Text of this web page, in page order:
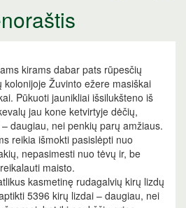
kirams dabar pats rūpesčių
kolonijoje Žuvinto ežere masiškai
Pūkuoti jaunikliai išsilukšteno iš
jau kone ketvirtyje dėčių,
daugiau, nei penkių parų amžiaus.
reikia išmokti pasislėpti nuo
nepasimesti nuo tėvų ir, be
maisto.
kasmetinę rudagalvių kirų lizdų
5396 kirų lizdai – daugiau, nei